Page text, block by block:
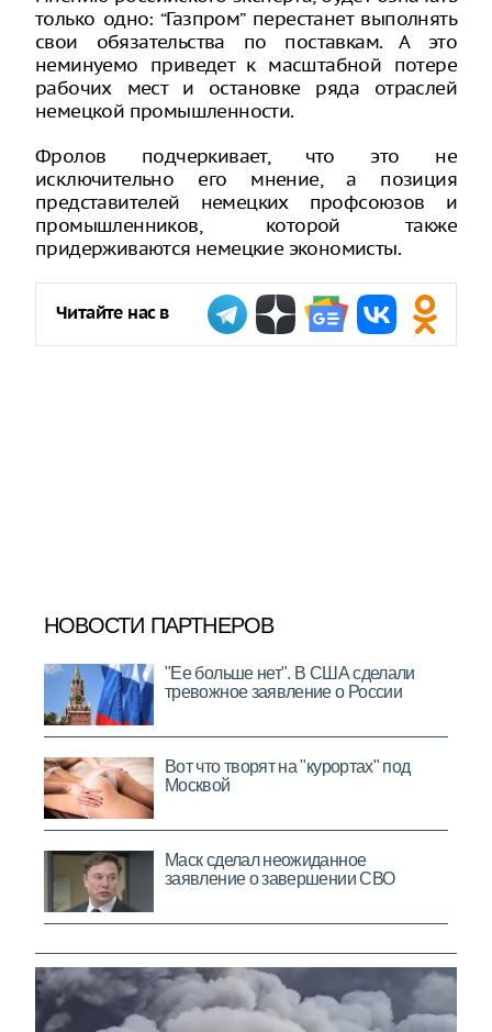
только одно: “Газпром” перестанет выполнять
свои обязательства по поставкам. А это
неминуемо приведет к масштабной потере
рабочих мест и остановке ряда отраслей
немецкой промышленности.
Фролов подчеркивает, что это не
исключительно его мнение, а позиция
представителей немецких профсоюзов и
промышленников, которой также
придерживаются немецкие экономисты.
Читайте нас в